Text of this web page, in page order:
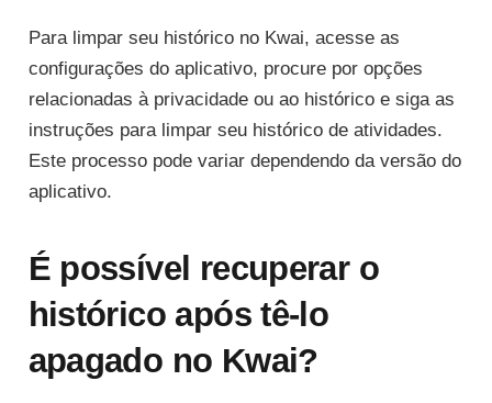
Para limpar seu histórico no Kwai, acesse as
configurações do aplicativo, procure por opções
relacionadas à privacidade ou ao histórico e siga as
instruções para limpar seu histórico de atividades.
Este processo pode variar dependendo da versão do
aplicativo.
É possível recuperar o
histórico após tê-lo
apagado no Kwai?